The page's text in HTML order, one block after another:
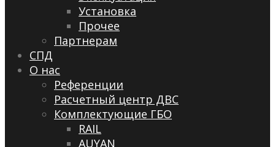
Установка
Прочее
Партнерам
СПД
О нас
Референции
Расчетный центр ДВС
Комплектующие ГБО
RAIL
AUYAN